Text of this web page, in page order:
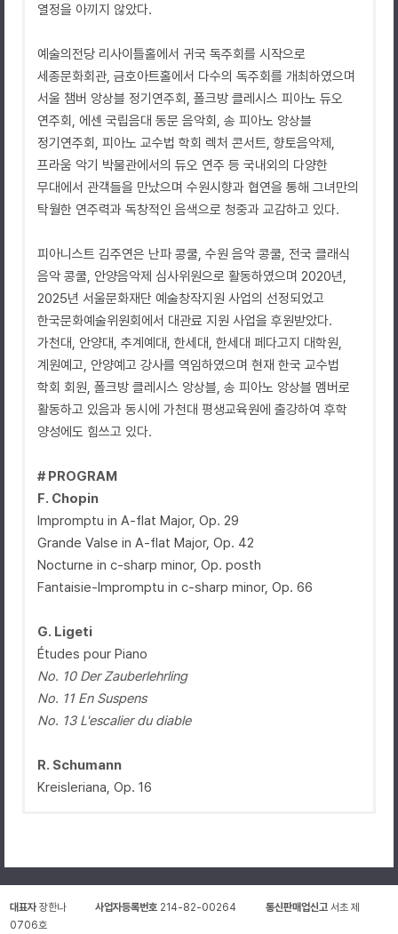
열정을 아끼지 않았다.
예술의전당 리사이틀홀에서 귀국 독주회를 시작으로
세종문화회관, 금호아트홀에서 다수의 독주회를 개최하였으며
서울 챔버 앙상블 정기연주회, 폴크방 클레시스 피아노 듀오
연주회, 에센 국립음대 동문 음악회, 송 피아노 앙상블
정기연주회, 피아노 교수법 학회 렉처 콘서트, 향토음악제,
프라움 악기 박물관에서의 듀오 연주 등 국내외의 다양한
무대에서 관객들을 만났으며 수원시향과 협연을 통해 그녀만의
탁월한 연주력과 독창적인 음색으로 청중과 교감하고 있다.
피아니스트 김주연은 난파 콩쿨, 수원 음악 콩쿨, 전국 클래식
음악 콩쿨, 안양음악제 심사위원으로 활동하였으며 2020년,
2025년 서울문화재단 예술창작지원 사업의 선정되었고
한국문화예술위원회에서 대관료 지원 사업을 후원받았다.
가천대, 안양대, 추계예대, 한세대, 한세대 페다고지 대학원,
계원예고, 안양예고 강사를 역임하였으며 현재 한국 교수법
학회 회원, 폴크방 클레시스 앙상블, 송 피아노 앙상블 멤버로
활동하고 있음과 동시에 가천대 평생교육원에 출강하여 후학
양성에도 힘쓰고 있다.
# PROGRAM
F. Chopin
Impromptu in A-flat Major, Op. 29
Grande Valse in A-flat Major, Op. 42
Nocturne in c-sharp minor, Op. posth
Fantaisie-Impromptu in c-sharp minor, Op. 66
G. Ligeti
Études pour Piano
No. 10 Der Zauberlehrling
No. 11 En Suspens
No. 13 L'escalier du diable
R. Schumann
Kreisleriana, Op. 16
대표자장한나 사업자등록번호 214-82-00264 통신판매업신고서초 제
0706호